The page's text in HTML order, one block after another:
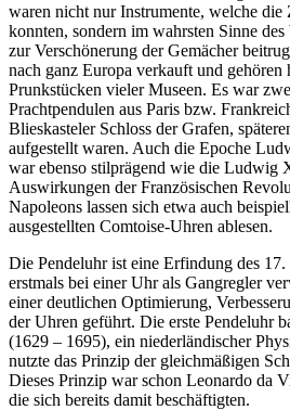
waren nicht nur Instrumente, welche die
konnten, sondern im wahrsten Sinne
zur Verschönerung der Gemächer
nach ganz Europa verkauft und gehören
Prunkstücken vieler Museen. Es war
Prachtpendulen aus Paris bzw.
Blieskasteler Schloss der Grafen,
aufgestellt waren. Auch die Epoche
war ebenso stilprägend wie die Ludwig
Auswirkungen der Französischen
Napoleons lassen sich etwa auch
ausgestellten Comtoise-Uhren ablesen.
Die Pendeluhr ist eine Erfindung des
erstmals bei einer Uhr als Gangregler
einer deutlichen Optimierung,
der Uhren geführt. Die erste Pendeluhr
(1629 – 1695), ein niederländischer
nutzte das Prinzip der gleichmäßigen
Dieses Prinzip war schon Leonardo da
die sich bereits damit beschäftigten.